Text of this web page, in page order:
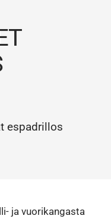
espadrillos
ja vuorikangasta